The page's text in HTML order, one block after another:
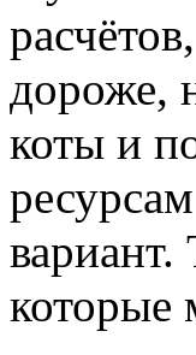
дороже,
коты и
которые